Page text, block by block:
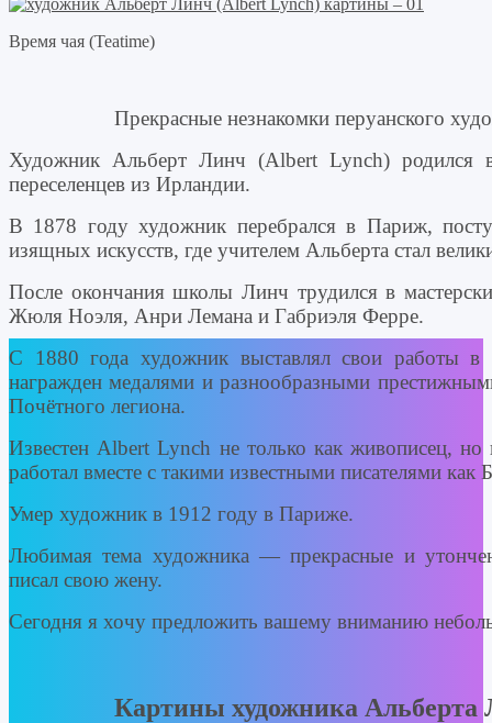
Время чая (Teatime)
Прекрасные незнакомки перуанского
Художник Альберт Линч (Albert Lynch)
переселенцев из Ирландии.
В 1878 году художник перебрался в Париж,
изящных искусств, где учителем Альберта стал
После окончания школы Линч трудился в
Жюля Ноэля, Анри Лемана и Габриэля Ферре.
С 1880 года художник выставлял свои работы в
награжден медалями и разнообразными
Почётного легиона.
Известен Albert Lynch не только как живописец,
работал вместе с такими известными писателями
Умер художник в 1912 году в Париже.
Любимая тема художника — прекрасные и
писал свою жену.
Сегодня я хочу предложить вашему вниманию
Картины художника